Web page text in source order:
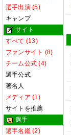
選手出演 (5)
キャンプ
サイト
すべて (13)
ファンサイト (8)
チーム公式 (4)
選手公式
著名人
メディア (1)
サイトを推薦
選手
選手名鑑 (2)